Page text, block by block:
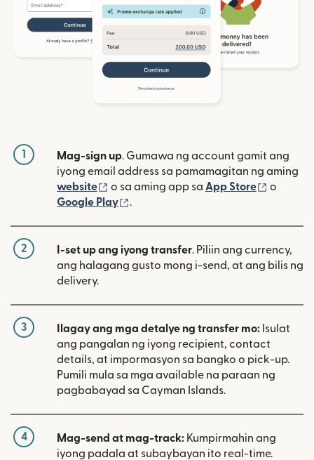
1 Mag-sign up. Gumawa ng account gamit ang
iyong email address sa pamamagitan ng aming
website
(bubukas sa bagong window)
o sa aming app sa App Store
o
Google Play
.
2 I-set up ang iyong transfer. Piliin ang currency,
ang halagang gusto mong i-send, at ang bilis ng
delivery.
3 Ilagay ang mga detalye ng transfer mo: Isulat
ang pangalan ng iyong recipient, contact
details, at impormasyon sa bangko o pick-up.
Pumili mula sa mga available na paraan ng
pagbabayad sa Cayman Islands.
4 Mag-send at mag-track: Kumpirmahin ang
iyong padala at subaybayan ito real-time.